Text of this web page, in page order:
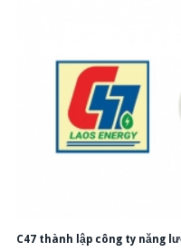
C47 thành lập công ty năng